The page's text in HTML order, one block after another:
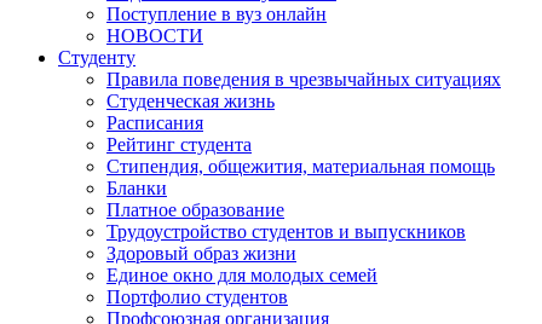
Поступление в вуз онлайн
НОВОСТИ
Студенту
Правила поведения в чрезвычайных ситуациях
Студенческая жизнь
Расписания
Рейтинг студента
Стипендия, общежития, материальная помощь
Бланки
Платное образование
Трудоустройство студентов и выпускников
Здоровый образ жизни
Единое окно для молодых семей
Портфолио студентов
Профсоюзная организация